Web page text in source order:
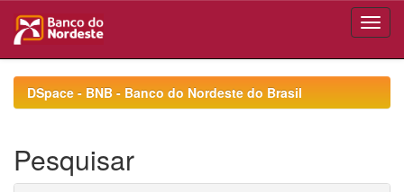
navigationDSpace - BNB - Banco do Nordeste do Brasil
Pesquisar